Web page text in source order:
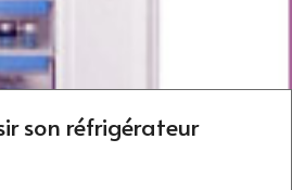
son réfrigérateur